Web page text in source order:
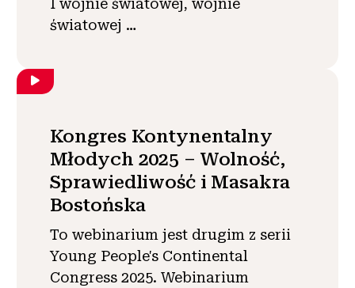
I wojnie światowej, wojnie
światowej …
Kongres Kontynentalny
Młodych 2025 – Wolność,
Sprawiedliwość i Masakra
Bostońska
To webinarium jest drugim z serii
Young People's Continental
Congress 2025. Webinarium